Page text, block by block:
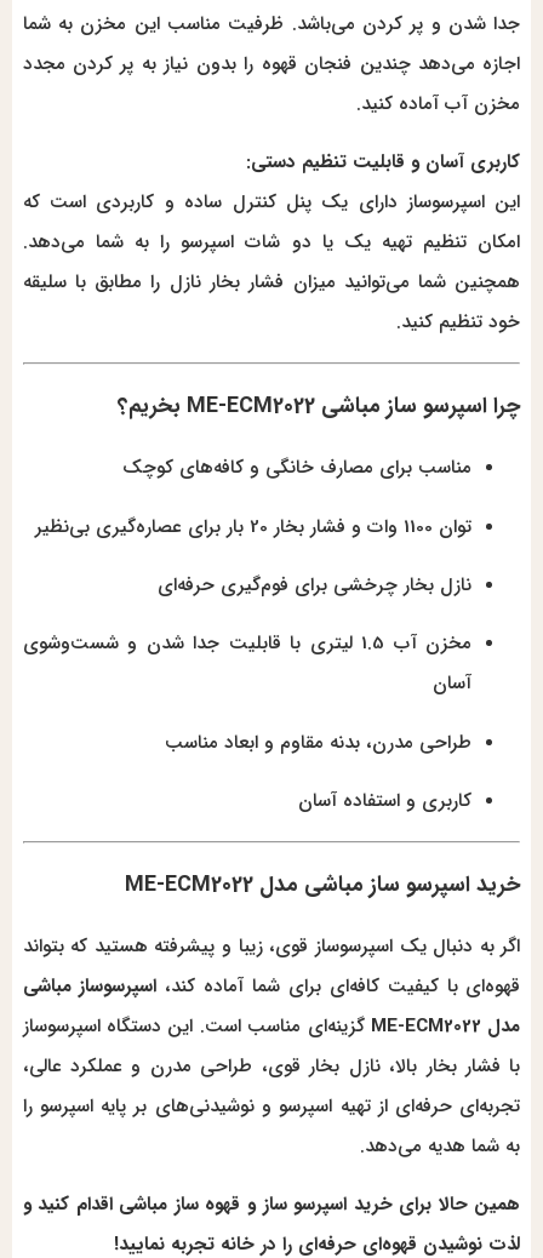
جدا شدن و پر کردن می‌باشد. ظرفیت مناسب این مخزن به شما
اجازه می‌دهد چندین فنجان قهوه را بدون نیاز به پر کردن مجدد
مخزن آب آماده کنید.
کاربری آسان و قابلیت تنظیم دستی:
این اسپرسوساز دارای یک پنل کنترل ساده و کاربردی است که
امکان تنظیم تهیه یک یا دو شات اسپرسو را به شما می‌دهد.
همچنین شما می‌توانید میزان فشار بخار نازل را مطابق با سلیقه
خود تنظیم کنید.
چرا اسپرسو ساز مباشی ME-ECM2022 بخریم؟
مناسب برای مصارف خانگی و کافه‌های کوچک
توان 1100 وات و فشار بخار 20 بار برای عصاره‌گیری بی‌نظیر
نازل بخار چرخشی برای فوم‌گیری حرفه‌ای
مخزن آب 1.5 لیتری با قابلیت جدا شدن و شست‌وشوی
آسان
طراحی مدرن، بدنه مقاوم و ابعاد مناسب
کاربری و استفاده آسان
خرید اسپرسو ساز مباشی مدل ME-ECM2022
اگر به دنبال یک اسپرسوساز قوی، زیبا و پیشرفته هستید که بتواند
قهوه‌ای با کیفیت کافه‌ای برای شما آماده کند، اسپرسوساز مباشی
مدل ME-ECM2022
گزینه‌ای مناسب است. این دستگاه اسپرسوساز
با فشار بخار بالا، نازل بخار قوی، طراحی مدرن و عملکرد عالی،
تجربه‌ای حرفه‌ای از تهیه اسپرسو و نوشیدنی‌های بر پایه اسپرسو را
به شما هدیه می‌دهد.
همین حالا برای خرید اسپرسو ساز و قهوه ساز مباشی اقدام کنید و
لذت نوشیدن قهوه‌ای حرفه‌ای را در خانه تجربه نمایید!